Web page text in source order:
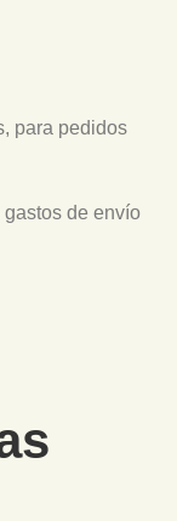
para pedidos
de envío